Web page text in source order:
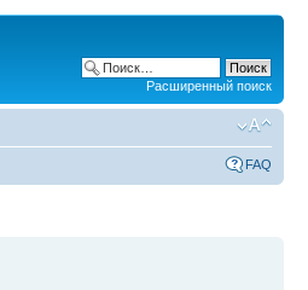
Расширенный поиск
FAQ